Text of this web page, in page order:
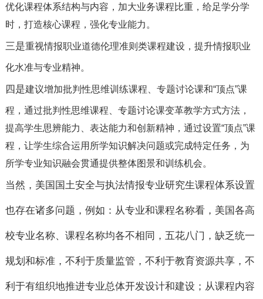
优化课程体系结构与内容，加大业务课程比重，给足学分学
时，打造核心课程，强化专业能力。
三是重视情报职业道德伦理准则类课程建设，提升情报职业
化水准与专业精神。
四是建议增加批判性思维训练课程、专题讨论课和“顶点”课
程，通过批判性思维课程、专题讨论课变革教学方式方法，
提高学生思辨能力、表达能力和创新精神，通过设置“顶点”课
程，让学生综合运用所学知识解决问题或完成特定任务，为
所学专业知识融会贯通提供整体图景和训练机会。
当然，美国国土安全与执法情报专业研究生课程体系设置
也存在诸多问题，例如：从专业和课程名称看，美国各高
校专业名称、课程名称均各不相同，五花八门，缺乏统一
规划和标准，不利于质量监管，不利于教育资源共享，不
利于有组织地推进专业总体开发设计和建设；从课程内容